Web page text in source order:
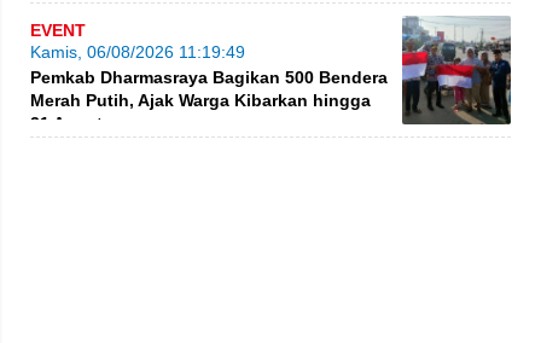
EVENT
Kamis, 06/08/2026 11:19:49
Pemkab Dharmasraya Bagikan 500 Bendera
Merah Putih, Ajak Warga Kibarkan hingga
31 Agustus